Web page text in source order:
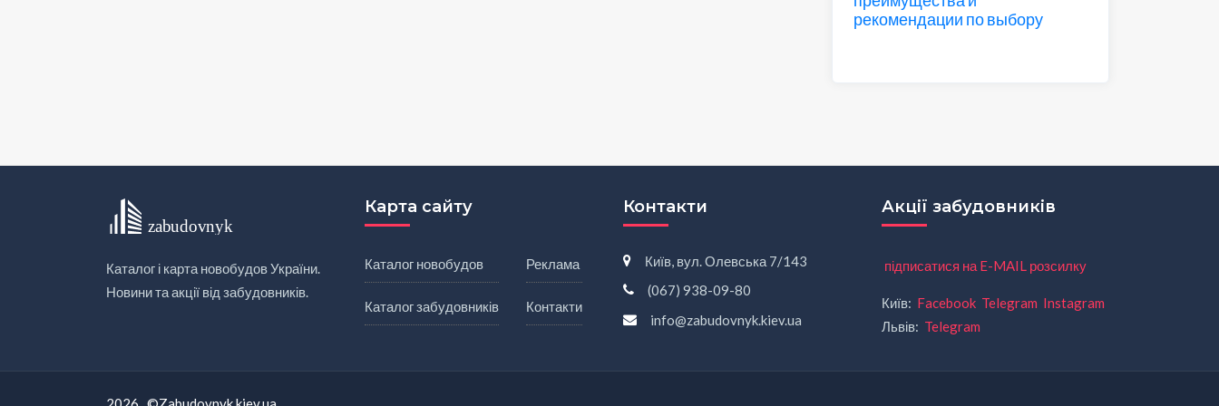
рекомендации по выбору
Каталог і карта новобудов України.
Новини та акції від забудовників.
Карта сайту
Каталог новобудов
Каталог забудовників
Реклама
Контакти
Контакти
Київ, вул. Олевська 7/143
(067) 938-09-80
info@zabudovnyk.kiev.ua
Акції забудовників
підписатися на E-MAIL розсилку
Київ: Facebook Telegram Instagram
Львів: Telegram